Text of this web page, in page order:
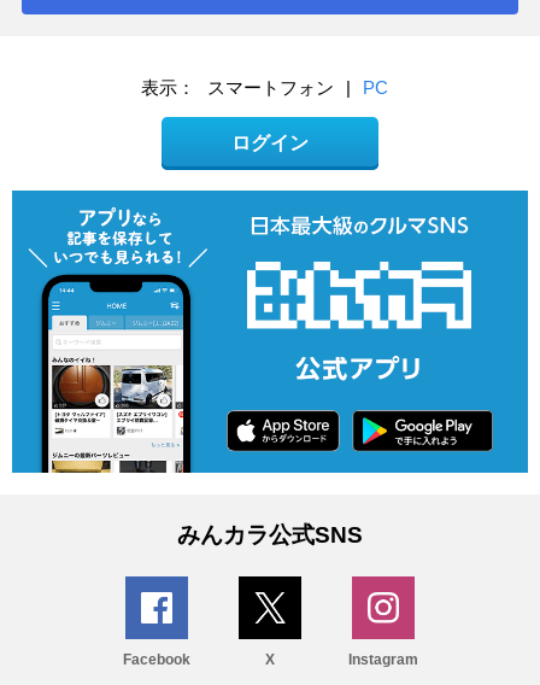
表示： スマートフォン | PC
ログイン
みんカラ公式SNS
Facebook X Instagram